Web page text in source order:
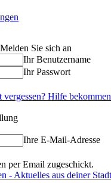
Sie sich an
Ihr Benutzername
Ihr Passwort
Hilfe bekommen
Ihre E-Mail-Adresse
per Email zugeschickt.